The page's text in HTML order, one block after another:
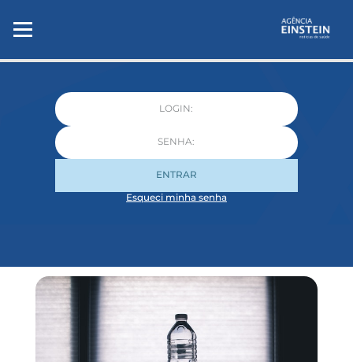
ENTRAR
Esqueci minha senha